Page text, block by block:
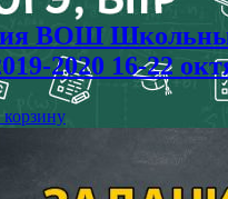
ВОШ
2020 16-22